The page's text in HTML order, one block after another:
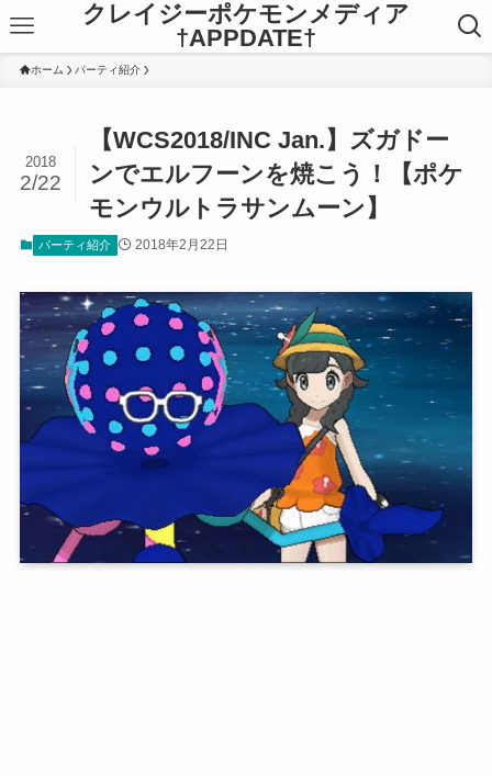
クレイジーポケモンメディア
†APPDATE†
ホーム パーティ紹介
【WCS2018/INC Jan.】ズガドー
ンでエルフーンを焼こう！【ポケ
モンウルトラサンムーン】
2018
2/22
パーティ紹介 2018年2月22日